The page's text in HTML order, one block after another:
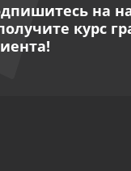
на
курс